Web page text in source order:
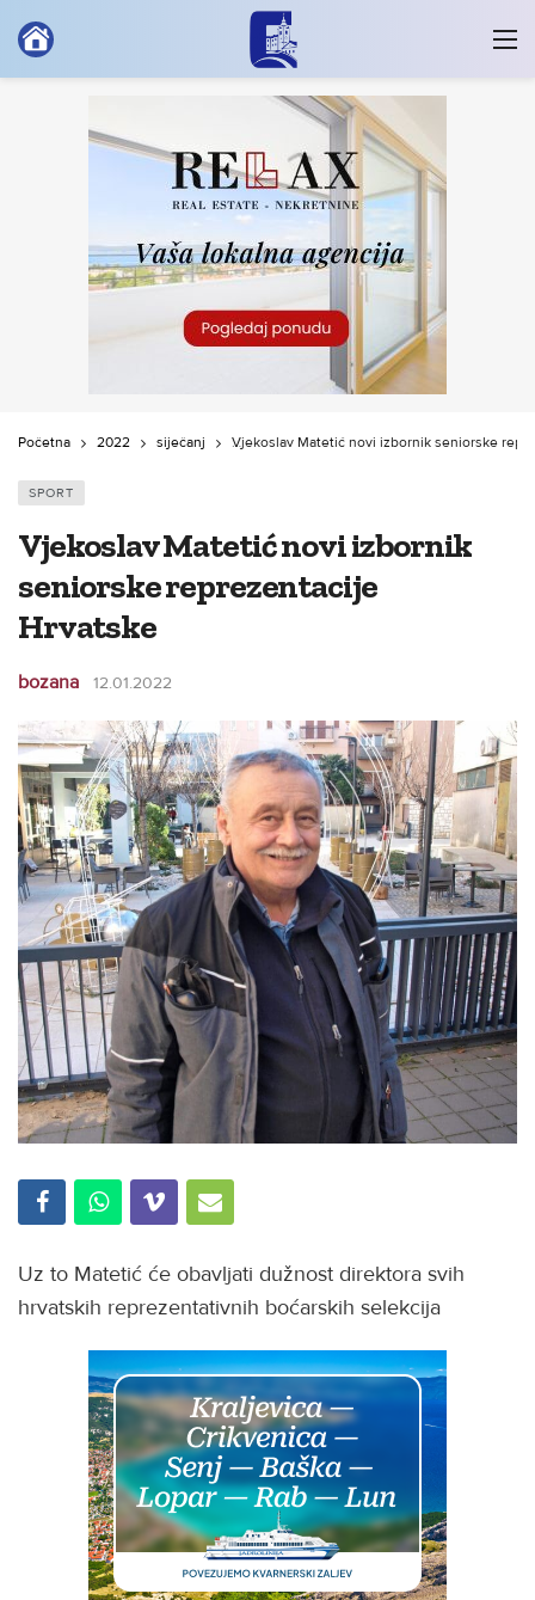
Početna 2022 siječanj Vjekoslav Matetić novi izbornik seniorske
SPORT
Vjekoslav Matetić novi izbornik
seniorske reprezentacije
Hrvatske
bozana 12.01.2022
Uz to Matetić će obavljati dužnost direktora svih
hrvatskih reprezentativnih boćarskih selekcija